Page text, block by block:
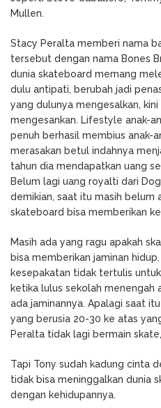
Mullen.
Stacy Peralta memberi nama
tersebut dengan nama Bones
dunia skateboard memang
dulu antipati, berubah jadi
yang dulunya mengesalkan,
mengesankan. Lifestyle anak-
penuh berhasil membius anak-
merasakan betul indahnya
tahun dia mendapatkan uang
Belum lagi uang royalti dari
demikian, saat itu masih belum
skateboard bisa memberikan
Masih ada yang ragu apakah
bisa memberikan jaminan
kesepakatan tidak tertulis
ketika lulus sekolah menengah
ada jaminannya. Apalagi saat
yang berusia 20-30 ke atas
Peralta tidak lagi bermain
Tapi Tony sudah kadung cinta
tidak bisa meninggalkan dunia
dengan kehidupannya.